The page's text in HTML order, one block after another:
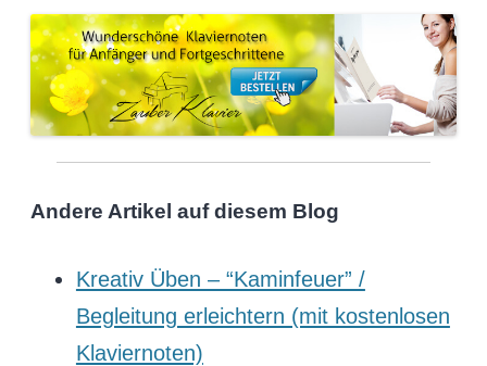
Andere Artikel auf diesem Blog
Kreativ Üben – “Kaminfeuer” /
Begleitung erleichtern (mit kostenlosen
Klaviernoten)